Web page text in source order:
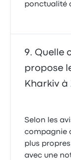
ponctualité
Quelle
propose
Kharkiv à
Selon les
compagnie
plus
avec une